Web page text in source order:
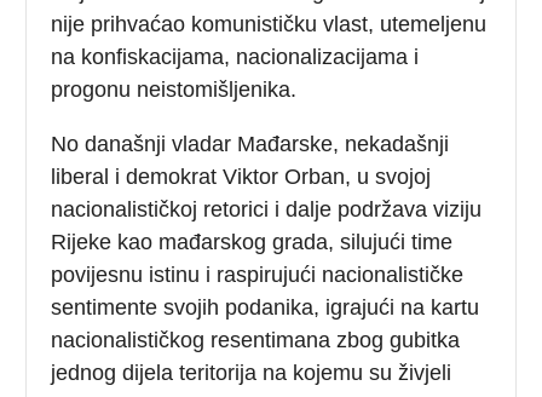
nije prihvaćao komunističku vlast, utemeljenu
na konfiskacijama, nacionalizacijama i
progonu neistomišljenika.
No današnji vladar Mađarske, nekadašnji
liberal i demokrat Viktor Orban, u svojoj
nacionalističkoj retorici i dalje podržava viziju
Rijeke kao mađarskog grada, silujući time
povijesnu istinu i raspirujući nacionalističke
sentimente svojih podanika, igrajući na kartu
nacionalističkog resentimana zbog gubitka
jednog dijela teritorija na kojemu su živjeli